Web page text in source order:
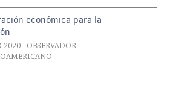
económica para la
2020 - OBSERVADOR